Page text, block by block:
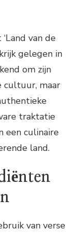
van de
gelegen in
om zijn
cultuur, maar
traktatie
een culinaire
land.
van verse